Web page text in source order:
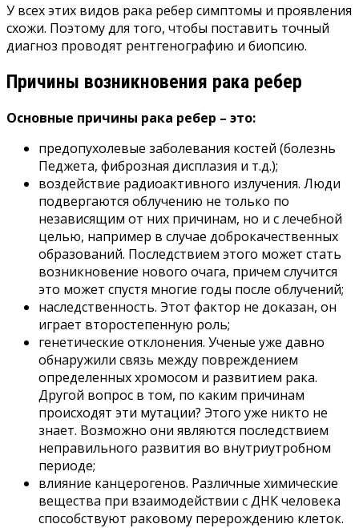
У всех этих видов рака ребер симптомы и проявления
схожи. Поэтому для того, чтобы поставить точный
диагноз проводят рентгенографию и биопсию.
Причины возникновения рака ребер
Основные причины рака ребер – это:
предопухолевые заболевания костей (болезнь
Педжета, фиброзная дисплазия и т.д.);
воздействие радиоактивного излучения. Люди
подвергаются облучению не только по
независящим от них причинам, но и с лечебной
целью, например в случае доброкачественных
образований. Последствием этого может стать
возникновение нового очага, причем случится
это может спустя многие годы после облучений;
наследственность. Этот фактор не доказан, он
играет второстепенную роль;
генетические отклонения. Ученые уже давно
обнаружили связь между повреждением
определенных хромосом и развитием рака.
Другой вопрос в том, по каким причинам
происходят эти мутации? Этого уже никто не
знает. Возможно они являются последствием
неправильного развития во внутриутробном
периоде;
влияние канцерогенов. Различные химические
вещества при взаимодействии с ДНК человека
способствуют раковому перерождению клеток.